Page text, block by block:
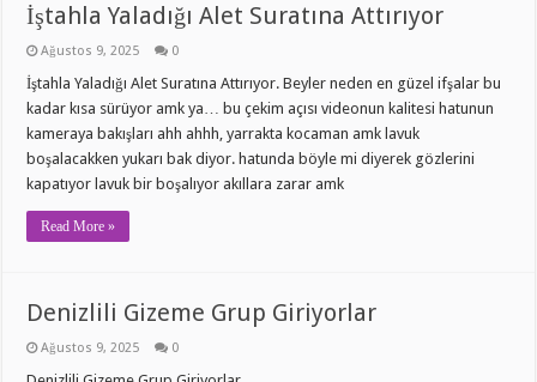
İştahla Yaladığı Alet Suratına Attırıyor
Ağustos 9, 2025 0
İştahla Yaladığı Alet Suratına Attırıyor. Beyler neden en güzel ifşalar bu
kadar kısa sürüyor amk ya… bu çekim açısı videonun kalitesi hatunun
kameraya bakışları ahh ahhh, yarrakta kocaman amk lavuk
boşalacakken yukarı bak diyor. hatunda böyle mi diyerek gözlerini
kapatıyor lavuk bir boşalıyor akıllara zarar amk
Read More »
Denizlili Gizeme Grup Giriyorlar
Ağustos 9, 2025 0